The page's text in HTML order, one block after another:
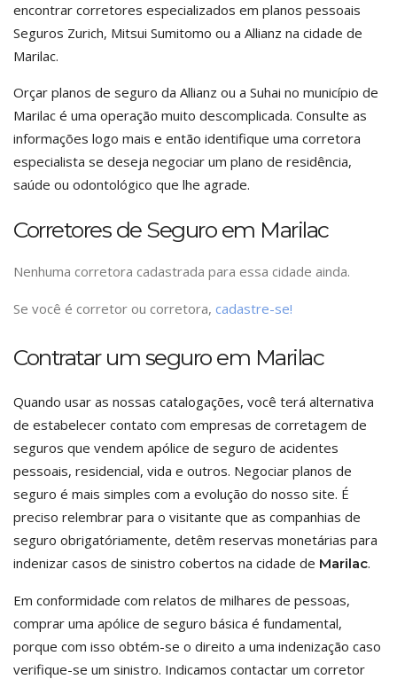
encontrar corretores especializados em planos pessoais
Seguros Zurich, Mitsui Sumitomo ou a Allianz na cidade de
Marilac.
Orçar planos de seguro da Allianz ou a Suhai no município de
Marilac é uma operação muito descomplicada. Consulte as
informações logo mais e então identifique uma corretora
especialista se deseja negociar um plano de residência,
saúde ou odontológico que lhe agrade.
Corretores de Seguro em Marilac
Nenhuma corretora cadastrada para essa cidade ainda.
Se você é corretor ou corretora, cadastre-se!
Contratar um seguro em Marilac
Quando usar as nossas catalogações, você terá alternativa
de estabelecer contato com empresas de corretagem de
seguros que vendem apólice de seguro de acidentes
pessoais, residencial, vida e outros. Negociar planos de
seguro é mais simples com a evolução do nosso site. É
preciso relembrar para o visitante que as companhias de
seguro obrigatóriamente, detêm reservas monetárias para
indenizar casos de sinistro cobertos na cidade de Marilac.
Em conformidade com relatos de milhares de pessoas,
comprar uma apólice de seguro básica é fundamental,
porque com isso obtém-se o direito a uma indenização caso
verifique-se um sinistro. Indicamos contactar um corretor